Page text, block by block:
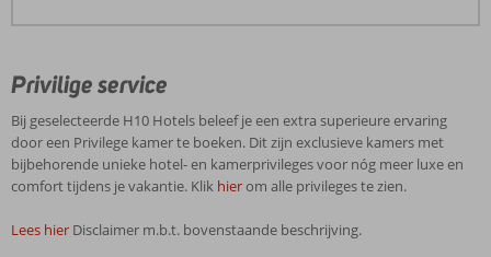
Privilige service
Bij geselecteerde H10 Hotels beleef je een extra superieure ervaring
door een Privilege kamer te boeken. Dit zijn exclusieve kamers met
bijbehorende unieke hotel- en kamerprivileges voor nóg meer luxe en
comfort tijdens je vakantie. Klik hierom alle privileges te zien.
Lees hier Disclaimer m.b.t. bovenstaande beschrijving.